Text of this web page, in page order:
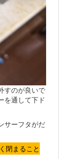
すのが良いで
を通して下ド
サーフタがだ
閉まること